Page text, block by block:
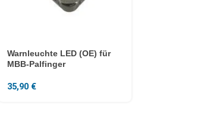
Warnleuchte LED (OE) für
MBB-Palfinger
35,90 €